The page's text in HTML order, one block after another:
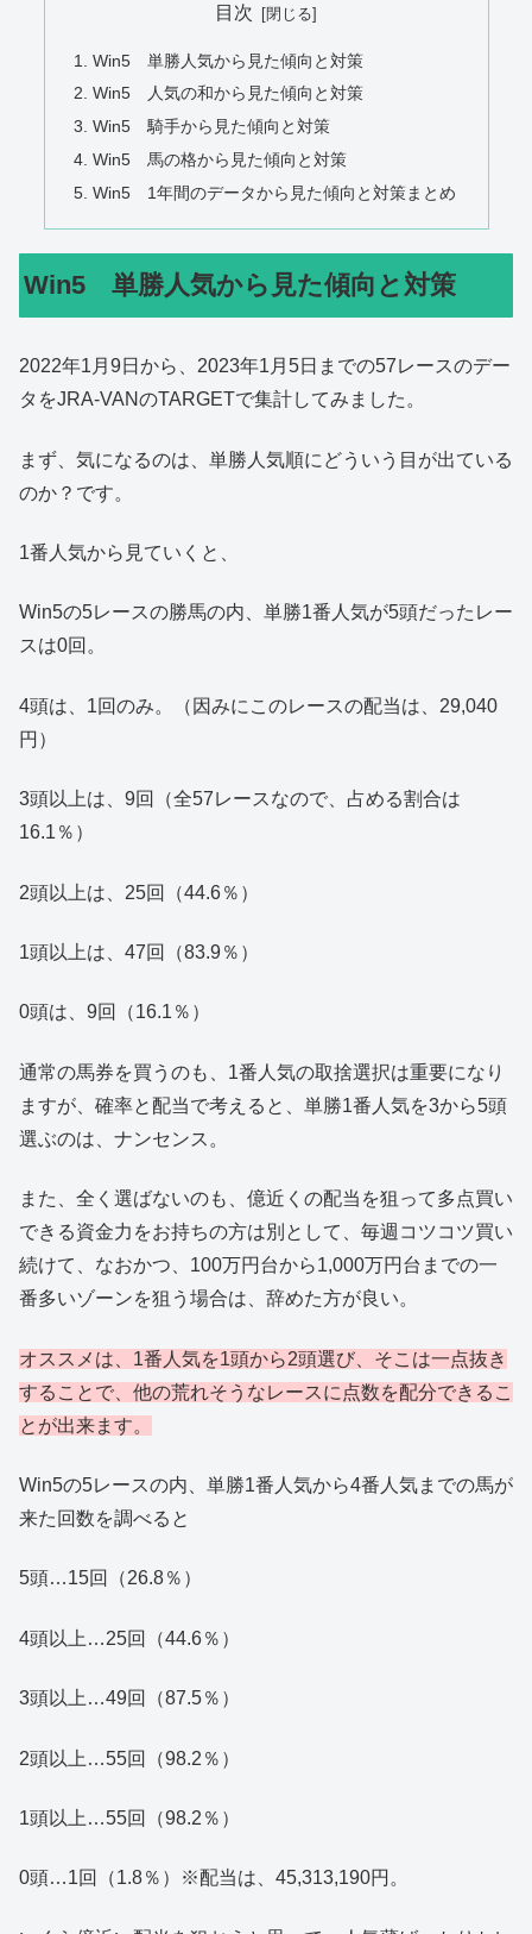
目次
Win5 単勝人気から見た傾向と対策
Win5 人気の和から見た傾向と対策
Win5 騎手から見た傾向と対策
Win5 馬の格から見た傾向と対策
Win5 1年間のデータから見た傾向と対策まとめ
Win5 単勝人気から見た傾向と対策
2022年1月9日から、2023年1月5日までの57レースのデー
タをJRA-VANのTARGETで集計してみました。
まず、気になるのは、単勝人気順にどういう目が出ている
のか？です。
1番人気から見ていくと、
Win5の5レースの勝馬の内、単勝1番人気が5頭だったレー
スは0回。
4頭は、1回のみ。（因みにこのレースの配当は、29,040
円）
3頭以上は、9回（全57レースなので、占める割合は
16.1％）
2頭以上は、25回（44.6％）
1頭以上は、47回（83.9％）
0頭は、9回（16.1％）
通常の馬券を買うのも、1番人気の取捨選択は重要になり
ますが、確率と配当で考えると、単勝1番人気を3から5頭
選ぶのは、ナンセンス。
また、全く選ばないのも、億近くの配当を狙って多点買い
できる資金力をお持ちの方は別として、毎週コツコツ買い
続けて、なおかつ、100万円台から1,000万円台までの一
番多いゾーンを狙う場合は、辞めた方が良い。
オススメは、1番人気を1頭から2頭選び、そこは一点抜き
することで、他の荒れそうなレースに点数を配分できるこ
とが出来ます。
Win5の5レースの内、単勝1番人気から4番人気までの馬が
来た回数を調べると
5頭…15回（26.8％）
4頭以上…25回（44.6％）
3頭以上…49回（87.5％）
2頭以上…55回（98.2％）
1頭以上…55回（98.2％）
0頭…1回（1.8％）※配当は、45,313,190円。